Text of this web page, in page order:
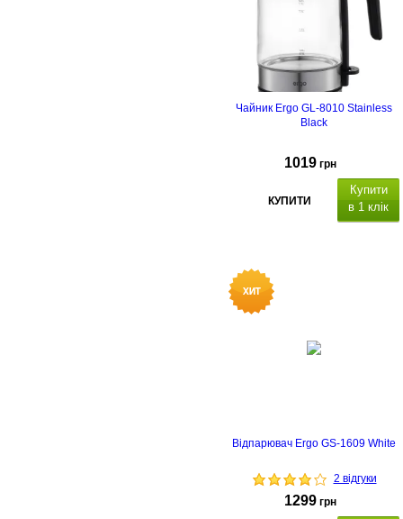
Чайник Ergo GL-8010 Stainless
Black
1019 грн
КУПИТИ
Купити
в 1 клік
Відпарювач Ergo GS-1609 White
2 відгуки
1299 грн